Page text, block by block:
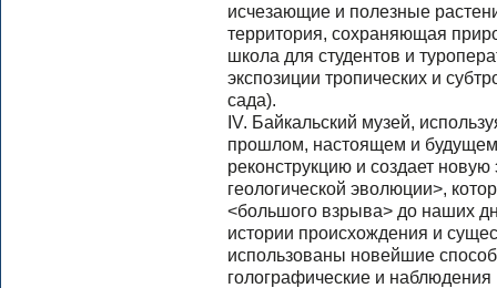
исчезающие и полезные
территория, сохраняющая
школа для студентов и
экспозиции тропических и
сада).
IV. Байкальский музей,
прошлом, настоящем и будущем
реконструкцию и создает
геологической эволюции>,
<большого взрыва> до наших
истории происхождения и
использованы новейшие
голографические и